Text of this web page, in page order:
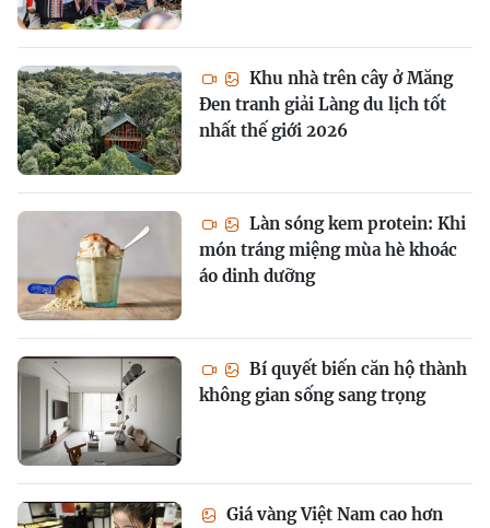
Khu nhà trên cây ở Măng
Đen tranh giải Làng du lịch tốt
nhất thế giới 2026
Làn sóng kem protein: Khi
món tráng miệng mùa hè khoác
áo dinh dưỡng
Bí quyết biến căn hộ thành
không gian sống sang trọng
Giá vàng Việt Nam cao hơn